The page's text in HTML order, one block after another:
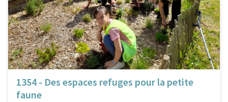
1354 - Des espaces refuges pour la petite
faune